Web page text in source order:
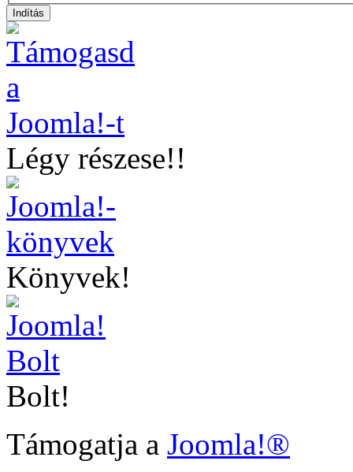
Indítás
Légy részese!!
Könyvek!
Bolt!
Támogatja a Joomla!®